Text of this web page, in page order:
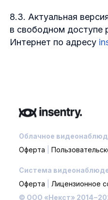
8.3. Актуальная
в свободном доступе
Интернет по адресу
Облачное
Оферта
Система
Оферта
Лицензионное
© ООО «Некст»